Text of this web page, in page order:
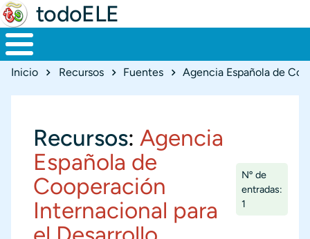
todoELE
Ruta de navegación
Inicio Recursos Fuentes
Recursos: Agencia
Española de
Cooperación
Internacional para
Nº de
entradas:
1